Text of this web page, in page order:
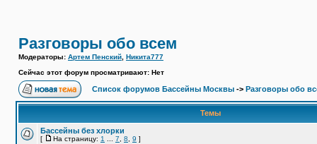
Разговоры обо всем
Модераторы: Артем Пенский Никита777
Сейчас этот форум просматривают: Нет
Список форумов Бассейны Москвы -> Разговоры обо
Темы
Бассейны без хлорки
[ На страницу: 1 7 8 9 ]